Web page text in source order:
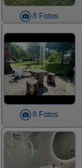
8 Fotos
8 Fotos